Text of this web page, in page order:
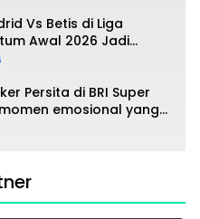
Vs Betis di Liga
Awal 2026 Jadi
Persita di BRI Super
emosional yang
sang buah hati